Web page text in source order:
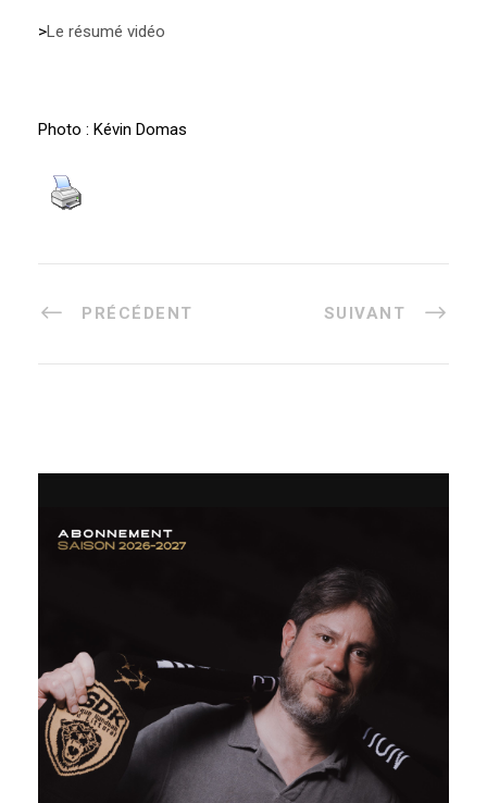
>Le résumé vidéo
Photo : Kévin Domas
PRÉCÉDENT SUIVANT